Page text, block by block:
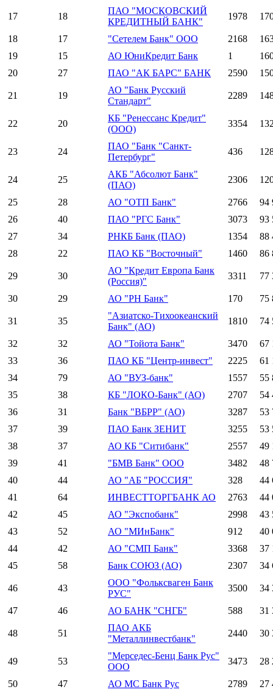
17 18
ПАО "МОСКОВСКИЙ
КРЕДИТНЫЙ БАНК"
1978
18 17 "Сетелем Банк" ООО 2168
19
15 АО ЮниКредит Банк 1
20
27 ПАО "АК БАРС" БАНК 2590
21 19
АО "Банк Русский
Стандарт"
2289
22 20
КБ "Ренессанс Кредит"
(ООО)
3354
23 24
ПАО "Банк "Санкт-
Петербург"
436
24 25
АКБ "Абсолют Банк"
(ПАО)
2306
25 28 АО "ОТП Банк" 2766
94
26
40 ПАО "РГС Банк" 3073
93
27
34 РНКБ Банк (ПАО) 1354
88
28
22 ПАО КБ "Восточный" 1460 86
29 30
АО "Кредит Европа Банк
(Россия)"
3311 77
30 29 АО "РН Банк" 170 75
31 35
"Азиатско-Тихоокеанский
Банк" (АО)
1810 74
32 32 АО "Тойота Банк" 3470
67
33
36 ПАО КБ "Центр-инвест" 2225
61
34
79 АО "ВУЗ-банк" 1557
55
35
38 КБ "ЛОКО-Банк" (АО) 2707
54
36
31 Банк "ВБРР" (АО) 3287
53
37
39 ПАО Банк ЗЕНИТ 3255
53
38
37 АО КБ "Ситибанк" 2557
49
39
41 "БМВ Банк" ООО 3482
48
40
44 АО "АБ "РОССИЯ" 328
44
41
64 ИНВЕСТТОРГБАНК АО 2763
44
42
45 АО "Экспобанк" 2998
43
43
52 АО "МИнБанк" 912
40
44
42 АО "СМП Банк" 3368
37
45
58 Банк СОЮЗ (АО) 2307 34
46 43
ООО "Фольксваген Банк
РУС"
3500 34
47 46 АО БАНК "СНГБ" 588 31
48 51
ПАО АКБ
"Металлинвестбанк"
2440 30
49 53
"Мерседес-Бенц Банк Рус"
ООО
3473 28
50 47 АО МС Банк Рус 2789 27